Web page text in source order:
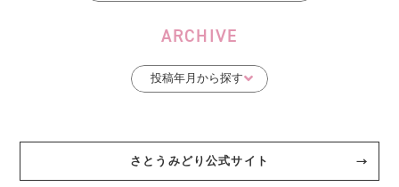
ARCHIVE
さとうみどり公式サイト